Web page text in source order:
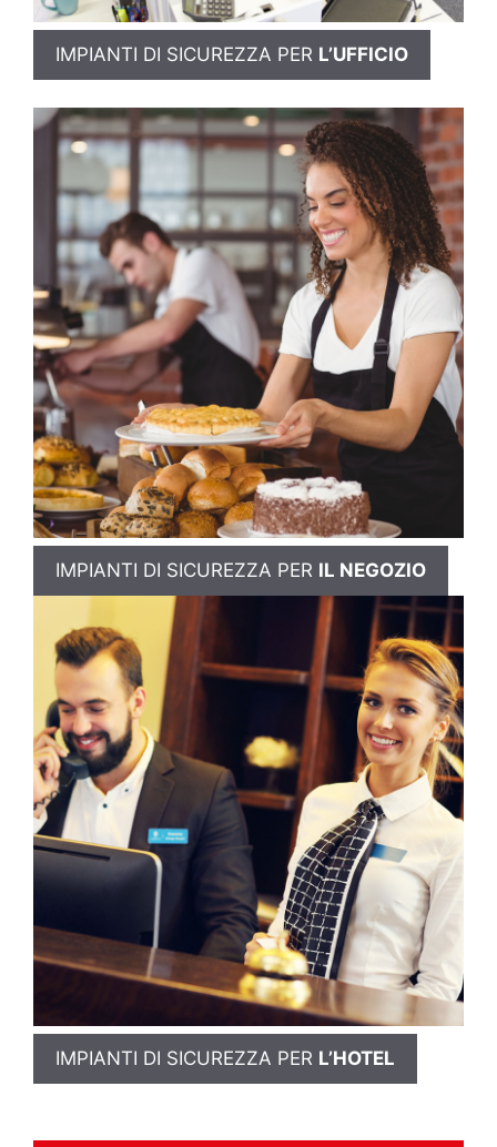
IMPIANTI DI SICUREZZA PER L’UFFICIO
IMPIANTI DI SICUREZZA PER IL NEGOZIO
IMPIANTI DI SICUREZZA PER L’HOTEL